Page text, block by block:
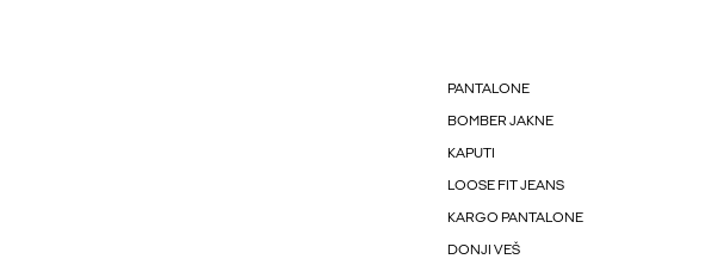
PANTALONE
BOMBER JAKNE
KAPUTI
LOOSE FIT JEANS
KARGO PANTALONE
DONJI VEŠ